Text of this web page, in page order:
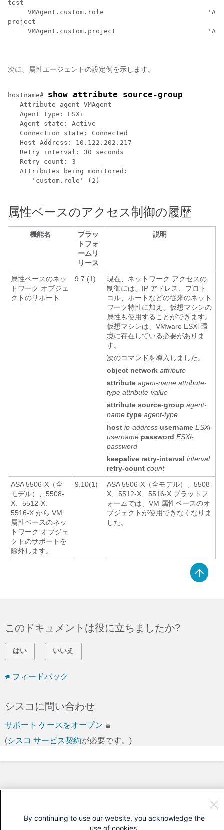
test
VMAgent.custom.role
project
VMAgent.custom.project
次に、属性エージェントの設定例を示します。
hostname# show attribute source-group
   Attribute agent VMAgent
   Agent type: ESXi
   Agent state: Active
   Connection state: Connected
   Host Address: 10.122.202.217
   Retry interval: 30 seconds
   Retry count: 3
   Attributes being monitored:
      'custom.role' (2)
属性ベースのアクセス制御の履歴
機能名
プラッ
トフォ
ームリ
リース
説明
属性ベースのネッ
トワーク オブジェ
クトのサポート
9.7.(1)
現在、ネットワーク アクセスの
制御には、IP アドレス、プロト
コル、ポートなどの従来のネット
ワーク特性に加え、仮想マシンの
属性も使用することができます。
仮想マシンは、VMware ESXi 環
境に存在している必要がありま
す。
次のコマンドを導入しました。
object network attribute
attribute agent-name attribute-
type attribute-value
attribute source-group agent-
name type agent-type
host ip-address username ESXi-
username password ESXi-
password
keepalive retry-interval interval
retry-count count
ASA 5506-X（全
モデル）、5508-
X、5512-X、
5516-X から VM
属性ベースのネッ
トワーク オブジェ
クトのサポートを
除外します。
9.10(1)
ASA 5506-X（全モデル）、5508-
X、5512-X、5516-X プラットフ
ォームでは、VM 属性ベースのオ
ブジェクトが使用できなくなりま
した。
このドキュメントは役に立ちましたか?
はい いいえ
フィードバック
シスコに問い合わせ
サポート ケースをオープン
(シスコ サービス契約が必要です。)
By continuing to use our website, you acknowledge the
use of cookies.